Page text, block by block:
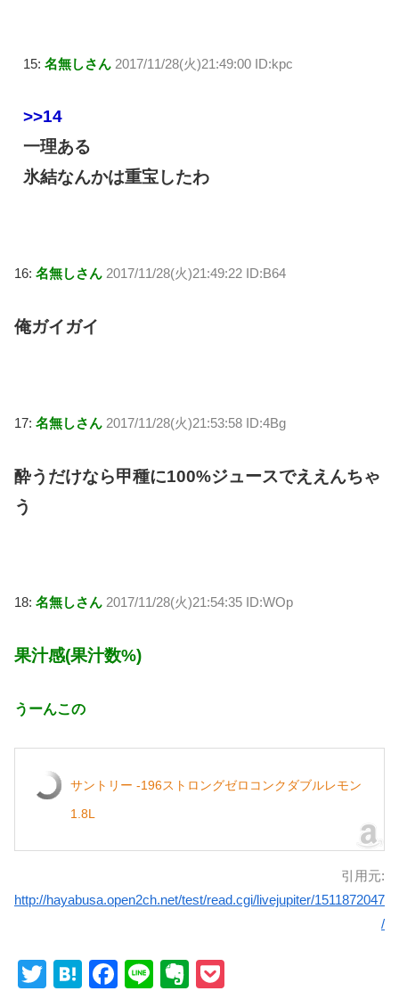
15: 名無しさん 2017/11/28(火)21:49:00 ID:kpc
>>14
一理ある
氷結なんかは重宝したわ
16: 名無しさん 2017/11/28(火)21:49:22 ID:B64
俺ガイガイ
17: 名無しさん 2017/11/28(火)21:53:58 ID:4Bg
酔うだけなら甲種に100%ジュースでええんちゃ
う
18: 名無しさん 2017/11/28(火)21:54:35 ID:WOp
果汁感(果汁数%)
うーんこの
サントリー -196ストロングゼロコンクダブルレモン
1.8L
引用元:
http://hayabusa.open2ch.net/test/read.cgi/livejupiter/1511872047
/
T
H
F
Li
E